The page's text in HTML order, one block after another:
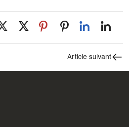
Article suivant